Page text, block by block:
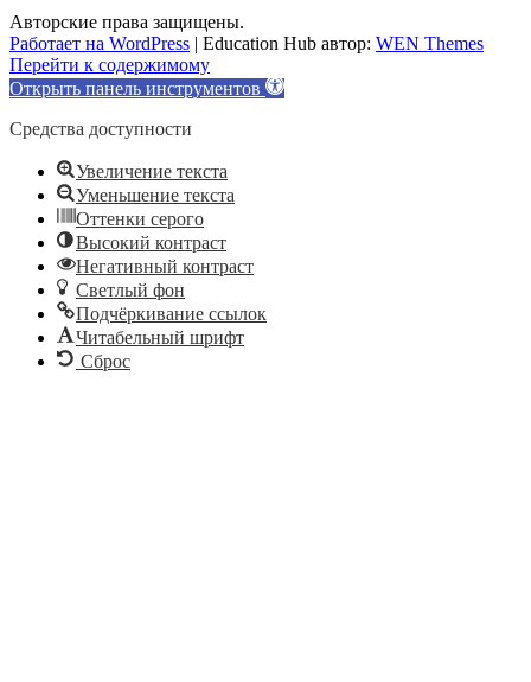
Авторские права защищены.
Работает на WordPress | Education Hub автор: WEN Themes
Перейти к содержимому
Открыть панель инструментов
Средства доступности
Увеличение текста
Уменьшение текста
Оттенки серого
Высокий контраст
Негативный контраст
Светлый фон
Подчёркивание ссылок
Читабельный шрифт
Сброс